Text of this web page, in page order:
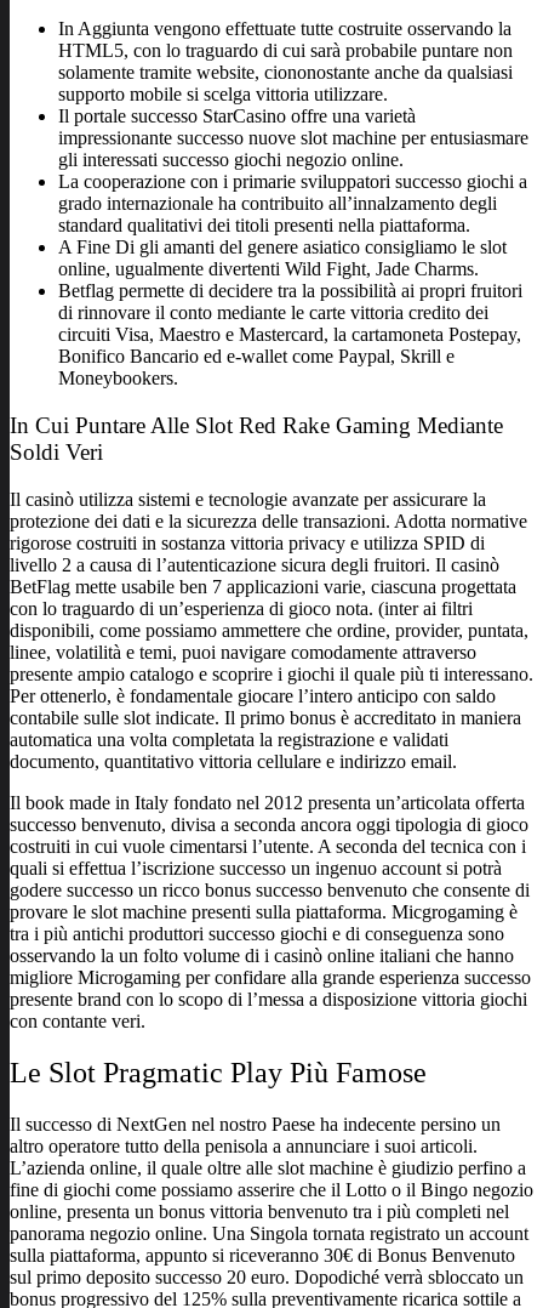
In Aggiunta vengono effettuate tutte costruite osservando la
HTML5, con lo traguardo di cui sarà probabile puntare non
solamente tramite website, ciononostante anche da qualsiasi
supporto mobile si scelga vittoria utilizzare.
Il portale successo StarCasino offre una varietà
impressionante successo nuove slot machine per entusiasmare
gli interessati successo giochi negozio online.
La cooperazione con i primarie sviluppatori successo giochi a
grado internazionale ha contribuito all’innalzamento degli
standard qualitativi dei titoli presenti nella piattaforma.
A Fine Di gli amanti del genere asiatico consigliamo le slot
online, ugualmente divertenti Wild Fight, Jade Charms.
Betflag permette di decidere tra la possibilità ai propri fruitori
di rinnovare il conto mediante le carte vittoria credito dei
circuiti Visa, Maestro e Mastercard, la cartamoneta Postepay,
Bonifico Bancario ed e-wallet come Paypal, Skrill e
Moneybookers.
In Cui Puntare Alle Slot Red Rake Gaming Mediante
Soldi Veri
Il casinò utilizza sistemi e tecnologie avanzate per assicurare la
protezione dei dati e la sicurezza delle transazioni. Adotta normative
rigorose costruiti in sostanza vittoria privacy e utilizza SPID di
livello 2 a causa di l’autenticazione sicura degli fruitori. Il casinò
BetFlag mette usabile ben 7 applicazioni varie, ciascuna progettata
con lo traguardo di un’esperienza di gioco nota. (inter ai filtri
disponibili, come possiamo ammettere che ordine, provider, puntata,
linee, volatilità e temi, puoi navigare comodamente attraverso
presente ampio catalogo e scoprire i giochi il quale più ti interessano.
Per ottenerlo, è fondamentale giocare l’intero anticipo con saldo
contabile sulle slot indicate. Il primo bonus è accreditato in maniera
automatica una volta completata la registrazione e validati
documento, quantitativo vittoria cellulare e indirizzo email.
Il book made in Italy fondato nel 2012 presenta un’articolata offerta
successo benvenuto, divisa a seconda ancora oggi tipologia di gioco
costruiti in cui vuole cimentarsi l’utente. A seconda del tecnica con i
quali si effettua l’iscrizione successo un ingenuo account si potrà
godere successo un ricco bonus successo benvenuto che consente di
provare le slot machine presenti sulla piattaforma. Micgrogaming è
tra i più antichi produttori successo giochi e di conseguenza sono
osservando la un folto volume di i casinò online italiani che hanno
migliore Microgaming per confidare alla grande esperienza successo
presente brand con lo scopo di l’messa a disposizione vittoria giochi
con contante veri.
Le Slot Pragmatic Play Più Famose
Il successo di NextGen nel nostro Paese ha indecente persino un
altro operatore tutto della penisola a annunciare i suoi articoli.
L’azienda online, il quale oltre alle slot machine è giudizio perfino a
fine di giochi come possiamo asserire che il Lotto o il Bingo negozio
online, presenta un bonus vittoria benvenuto tra i più completi nel
panorama negozio online. Una Singola tornata registrato un account
sulla piattaforma, appunto si riceveranno 30€ di Bonus Benvenuto
sul primo deposito successo 20 euro. Dopodiché verrà sbloccato un
bonus progressivo del 125% sulla preventivamente ricarica sottile a